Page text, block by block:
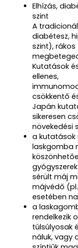
Elhízás,
szint
A
diabétesz,
szint), rákos
Kutatások
ellenes,
csökkentő
Japán
sikeresen
növekedési
a kutatások
laskgomba
sérült máj
májvédő
esetében
a
rendelkezik
túlsúlyosak
náluk, vagy